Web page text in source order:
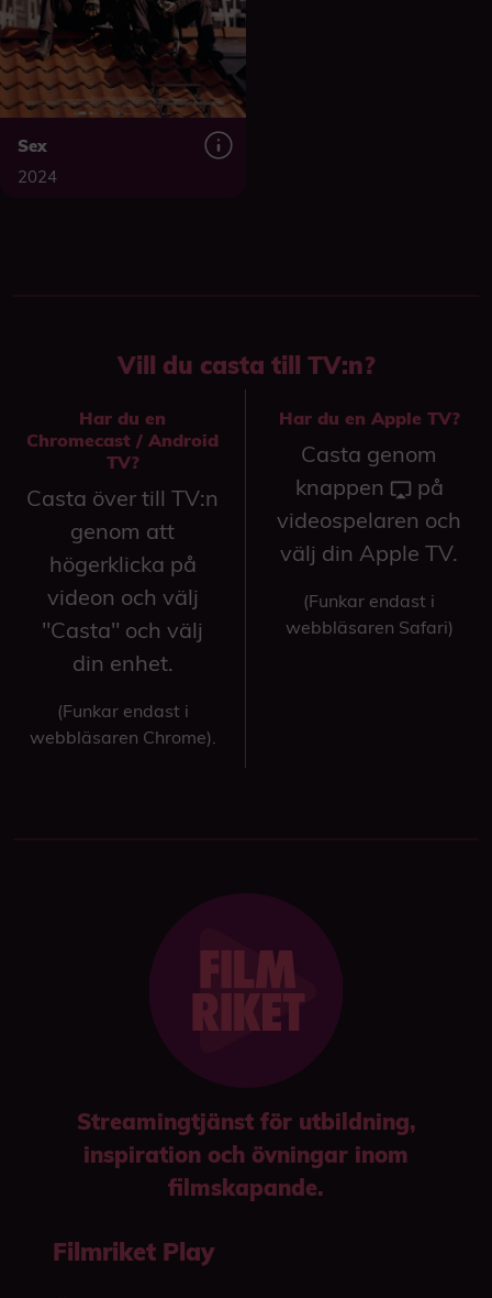
Sex
2024
Vill du casta till TV:n?
Har du en
Chromecast / Android
TV?
Casta över till TV:n
genom att
högerklicka på
videon och välj
"Casta" och välj
din enhet.
(Funkar endast i
webbläsaren Chrome).
Har du en Apple TV?
Casta genom
knappen
på
videospelaren och
välj din Apple TV.
(Funkar endast i
webbläsaren Safari)
Streamingtjänst för utbildning,
inspiration och övningar inom
filmskapande.
Filmriket Play